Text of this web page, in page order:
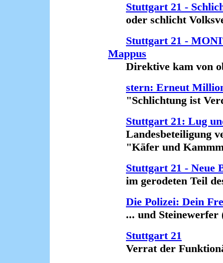
Stuttgart 21 -
oder schlicht
Stuttgart 21 -
Mappus
Direktive kam von
stern: Erneut
"Schlichtung ist
Stuttgart 21: Lug
Landesbeteiligung
"Käfer und
Stuttgart 21 - Neue
im gerodeten Teil
Die Polizei: Dein
... und Steinewerfer
Stuttgart 21
Verrat der